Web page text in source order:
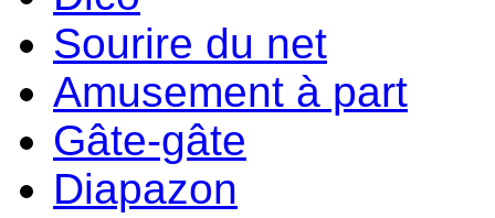
Sourire du net
Amusement à part
Gâte-gâte
Diapazon